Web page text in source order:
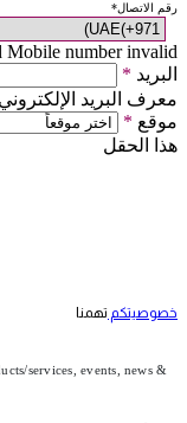
رقم الاتصال*
Mobile number invalid
البريد *
معرف البريد
موقع *
هذا الحقل
خصوصيتكم تهمنا
services, events, news &